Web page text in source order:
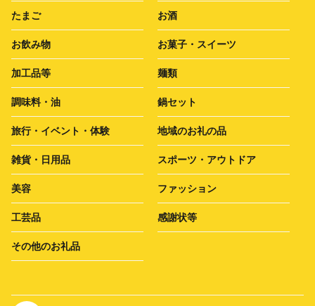
たまご お酒
お飲み物 お菓子・スイーツ
加工品等 麺類
調味料・油 鍋セット
旅行・イベント・体験 地域のお礼の品
雑貨・日用品 スポーツ・アウトドア
美容 ファッション
工芸品 感謝状等
その他のお礼品